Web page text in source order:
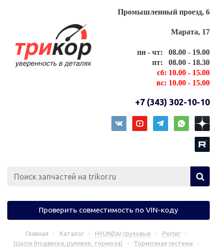
Промышленный проезд, 6
Марата, 17
пн - чт: 08.00 - 19.00
пт: 08.00 - 18.30
сб: 10.00 - 15.00
вс: 10.00 - 15.00
+7 (343) 302-10-10
Проверить совместимость по VIN-коду
Главная - Каталог - HYUNDAI грузовые - Porter
-
Шасси (подвеска, рулевое, тормоза)
- Тормозная система
-